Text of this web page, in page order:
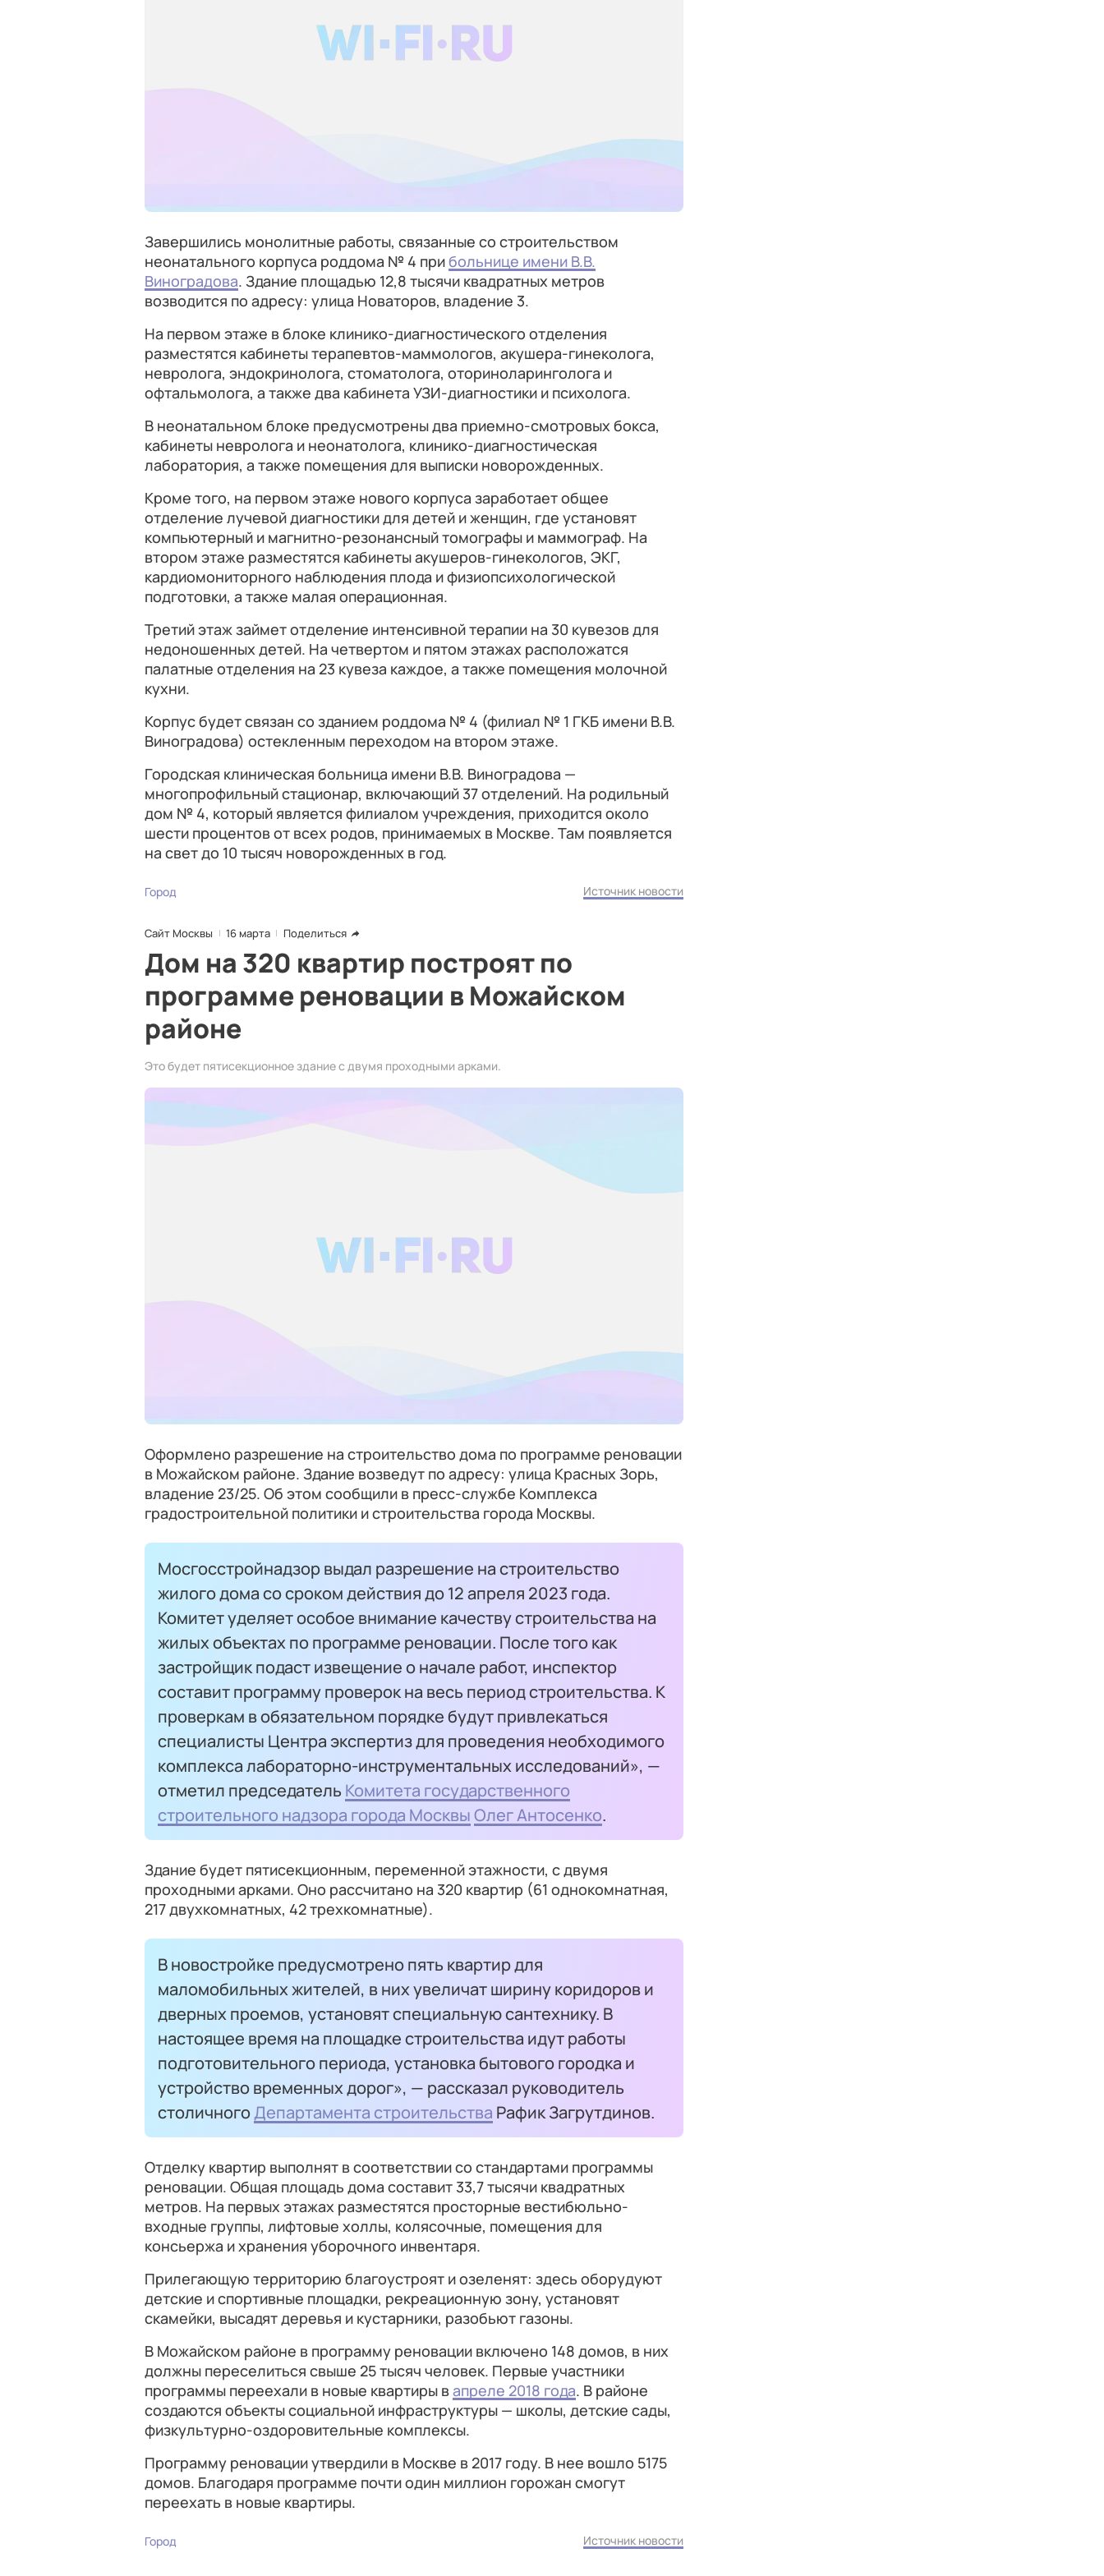
Завершились монолитные работы, связанные со строительством
неонатального корпуса роддома № 4 прибольнице имени В.В.
Виноградова. Здание площадью 12,8 тысячи квадратных метров
возводится по адресу: улица Новаторов, владение 3.
На первом этаже в блоке клинико-диагностического отделения
разместятся кабинеты терапевтов-маммологов, акушера-гинеколога,
невролога, эндокринолога, стоматолога, оториноларинголога и
офтальмолога, а также два кабинета УЗИ-диагностики и психолога.
В неонатальном блоке предусмотрены два приемно-смотровых бокса,
кабинеты невролога и неонатолога, клинико-диагностическая
лаборатория, а также помещения для выписки новорожденных.
Кроме того, на первом этаже нового корпуса заработает общее
отделение лучевой диагностики для детей и женщин, где установят
компьютерный и магнитно-резонансный томографы и маммограф. На
втором этаже разместятся кабинеты акушеров-гинекологов, ЭКГ,
кардиомониторного наблюдения плода и физиопсихологической
подготовки, а также малая операционная.
Третий этаж займет отделение интенсивной терапии на 30 кувезов для
недоношенных детей. На четвертом и пятом этажах расположатся
палатные отделения на 23 кувеза каждое, а также помещения молочной
кухни.
Корпус будет связан со зданием роддома № 4 (филиал № 1 ГКБ имени В.В.
Виноградова) остекленным переходом на втором этаже.
Городская клиническая больница имени В.В. Виноградова —
многопрофильный стационар, включающий 37 отделений. На родильный
дом № 4, который является филиалом учреждения, приходится около
шести процентов от всех родов, принимаемых в Москве. Там появляется
на свет до 10 тысяч новорожденных в год.
Город Источник новости
Сайт Москвы 16 марта Поделиться
Дом на 320 квартир построят по
программе реновации в Можайском
районе
Это будет пятисекционное здание с двумя проходными арками.
Оформлено разрешение на строительство дома по программе реновации
в Можайском районе. Здание возведут по адресу: улица Красных Зорь,
владение 23/25. Об этом сообщили в пресс-службе Комплекса
градостроительной политики и строительства города Москвы.
Мосгосстройнадзор выдал разрешение на строительство
жилого дома со сроком действия до 12 апреля 2023 года.
Комитет уделяет особое внимание качеству строительства на
жилых объектах по программе реновации. После того как
застройщик подаст извещение о начале работ, инспектор
составит программу проверок на весь период строительства. К
проверкам в обязательном порядке будут привлекаться
специалисты Центра экспертиз для проведения необходимого
комплекса лабораторно-инструментальных исследований», —
отметил председатель Комитета государственного
строительного надзора города МосквыОлег Антосенко.
Здание будет пятисекционным, переменной этажности, с двумя
проходными арками. Оно рассчитано на 320 квартир (61 однокомнатная,
217 двухкомнатных, 42 трехкомнатные).
В новостройке предусмотрено пять квартир для
маломобильных жителей, в них увеличат ширину коридоров и
дверных проемов, установят специальную сантехнику. В
настоящее время на площадке строительства идут работы
подготовительного периода, установка бытового городка и
устройство временных дорог», — рассказал руководитель
столичногоДепартамента строительства Рафик Загрутдинов.
Отделку квартир выполнят в соответствии со стандартами программы
реновации. Общая площадь дома составит 33,7 тысячи квадратных
метров. На первых этажах разместятся просторные вестибюльно-
входные группы, лифтовые холлы, колясочные, помещения для
консьержа и хранения уборочного инвентаря.
Прилегающую территорию благоустроят и озеленят: здесь оборудуют
детские и спортивные площадки, рекреационную зону, установят
скамейки, высадят деревья и кустарники, разобьют газоны.
В Можайском районе в программу реновации включено 148 домов, в них
должны переселиться свыше 25 тысяч человек. Первые участники
программы переехали в новые квартиры вапреле 2018 года. В районе
создаются объекты социальной инфраструктуры — школы, детские сады,
физкультурно-оздоровительные комплексы.
Программу реновации утвердили в Москве в 2017 году. В нее вошло 5175
домов. Благодаря программе почти один миллион горожан смогут
переехать в новые квартиры.
Город Источник новости